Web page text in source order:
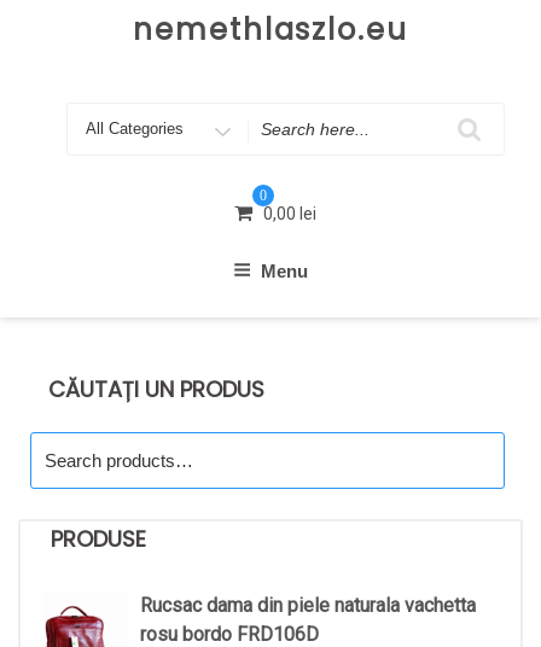
nemethlaszlo.eu
Search
0
0,00 lei
Menu
CĂUTAȚI UN PRODUS
for:
PRODUSE
Rucsac dama din piele naturala vachetta
rosu bordo FRD106D